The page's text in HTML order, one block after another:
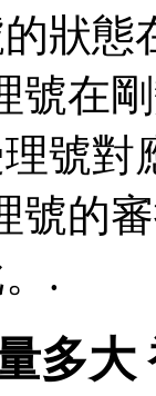
狀態
號在
號對
號的
.
多